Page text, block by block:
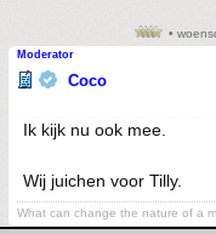
•
Moderator
Coco
Ik kijk nu ook mee.
Wij juichen voor Tilly.
What can change the nature of a